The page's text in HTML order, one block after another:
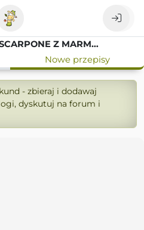
ROGALIKI NA MASCARPONE Z MARMOLADĄ
Nowe przepisy
- zbieraj i dodawaj
dyskutuj na forum i